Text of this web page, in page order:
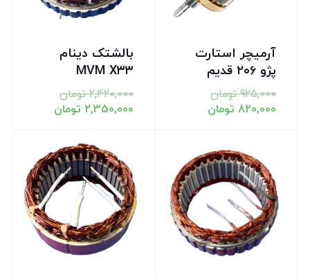
آرمیچر استارت
پژو ۲۰۶ قدیم
925,000 تومان
820,000 تومان
بالشتک دینام
MVM X۳۳
2,420,000 تومان
2,350,000 تومان